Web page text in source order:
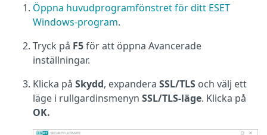
Öppna huvudprogramfönstret för ditt ESET
Windows-program.
Tryck på F5för att öppna Avancerade
inställningar.
Klicka på Skydd, expandera SSL/TLS och välj ett
läge i rullgardinsmenyn SSL/TLS-läge. Klicka på
OK.